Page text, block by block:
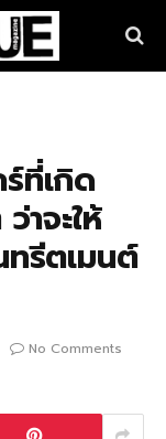
ที่เกิด
าจะให้
รีตเมนต์
No Comments